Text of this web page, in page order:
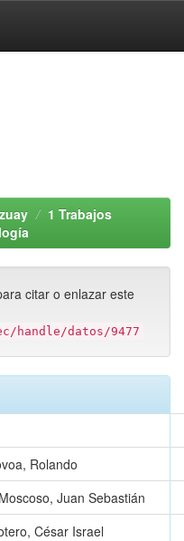
1 Trabajos
citar o enlazar este
handle/datos/9477
Rolando
Juan Sebastián
César Israel